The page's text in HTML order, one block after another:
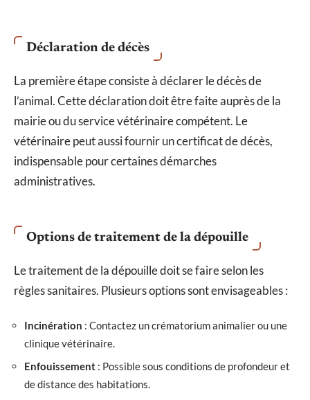
Déclaration de décès
La première étape consiste à déclarer le décès de
l’animal. Cette déclaration doit être faite auprès de la
mairie ou du service vétérinaire compétent. Le
vétérinaire peut aussi fournir un certificat de décès,
indispensable pour certaines démarches
administratives.
Options de traitement de la dépouille
Le traitement de la dépouille doit se faire selon les
règles sanitaires. Plusieurs options sont envisageables :
Incinération : Contactez un crématorium animalier ou une
clinique vétérinaire.
Enfouissement : Possible sous conditions de profondeur et
de distance des habitations.